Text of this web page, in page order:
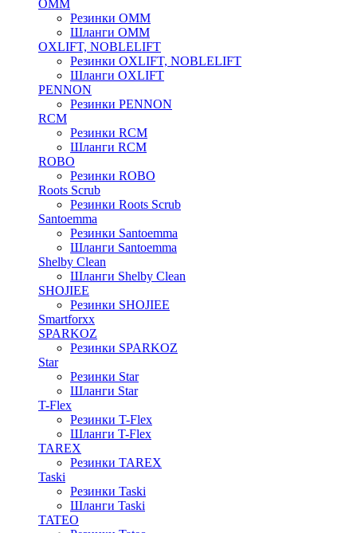
OMM
Резинки OMM
Шланги OMM
OXLIFT, NOBLELIFT
Резинки OXLIFT, NOBLELIFT
Шланги OXLIFT
PENNON
Резинки PENNON
RCM
Резинки RCM
Шланги RCM
ROBO
Резинки ROBO
Roots Scrub
Резинки Roots Scrub
Santoemma
Резинки Santoemma
Шланги Santoemma
Shelby Clean
Шланги Shelby Clean
SHOJIEE
Резинки SHOJIEE
Smartforxx
SPARKOZ
Резинки SPARKOZ
Star
Резинки Star
Шланги Star
T-Flex
Резинки T-Flex
Шланги T-Flex
TAREX
Резинки TAREX
Taski
Резинки Taski
Шланги Taski
TATEO